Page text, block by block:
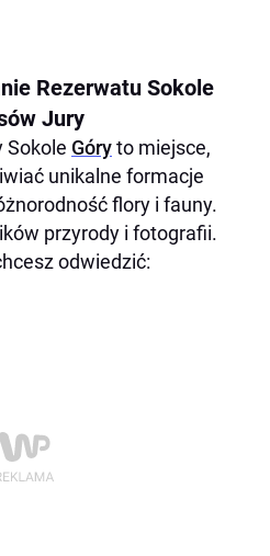
Rezerwatu Sokole
Jury
Sokole Góryto miejsce,
unikalne formacje
flory i fauny.
przyrody i fotografii.
odwiedzić: